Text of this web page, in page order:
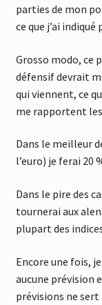
parties de mon
ce que j’ai indiqué
Grosso modo,
défensif devrait
qui viennent, ce
me rapportent
Dans le meilleur
l’euro) je ferai 20
Dans le pire des
tournerai aux
plupart des
Encore une fois,
aucune prévision
prévisions ne sert